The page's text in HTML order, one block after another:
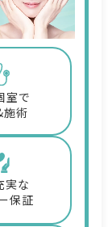
室で
施術
実な
保証